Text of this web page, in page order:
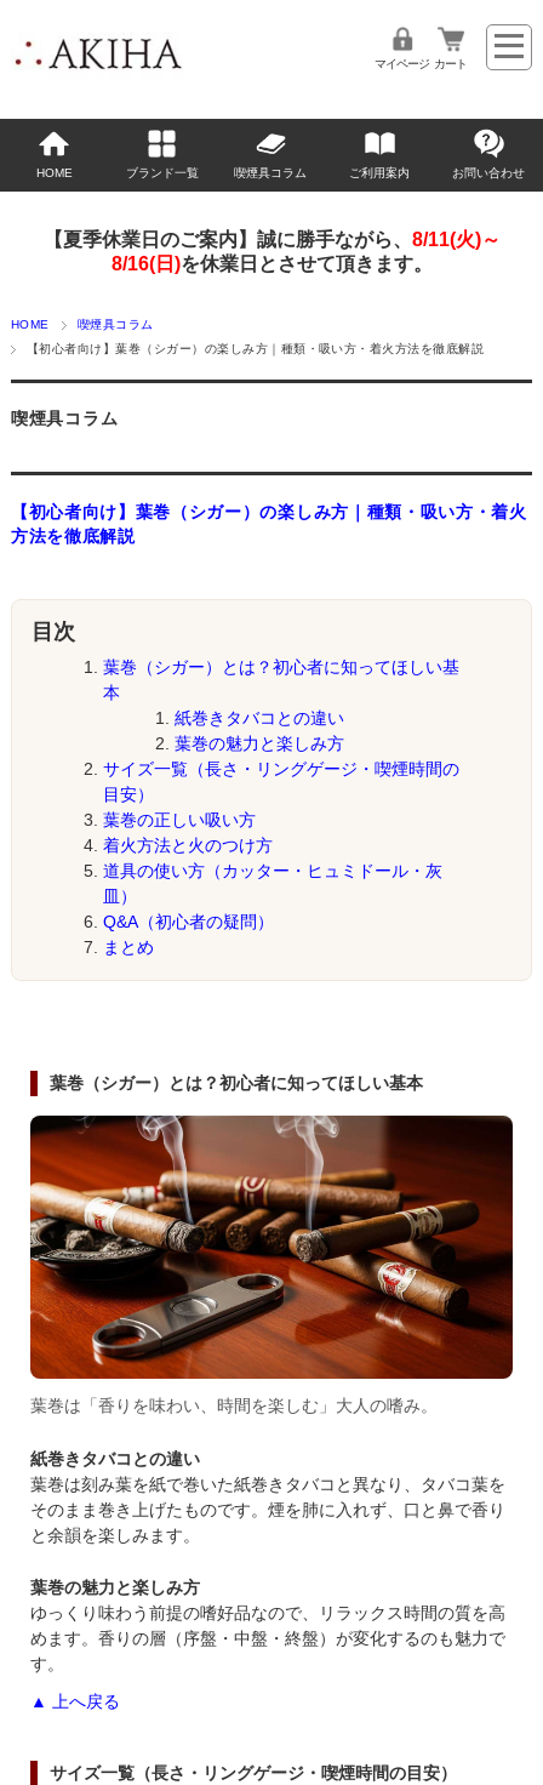
マイページ カート
HOME ブランド一覧 喫煙具コラム ご利用案内 お問い合わせ
【夏季休業日のご案内】誠に勝手ながら、 8/11(火)～
8/16(日)を休業日とさせて頂きます。
HOME
喫煙具コラム
【初心者向け】葉巻（シガー）の楽しみ方｜種類・吸い方・着火方法を徹底解説
喫煙具コラム
【初心者向け】葉巻（シガー）の楽しみ方｜種類・吸い方・着火
方法を徹底解説
目次
葉巻（シガー）とは？初心者に知ってほしい基
本
紙巻きタバコとの違い
葉巻の魅力と楽しみ方
サイズ一覧（長さ・リングゲージ・喫煙時間の
目安）
葉巻の正しい吸い方
着火方法と火のつけ方
道具の使い方（カッター・ヒュミドール・灰
皿）
Q&A（初心者の疑問）
まとめ
葉巻（シガー）とは？初心者に知ってほしい基本
葉巻は「香りを味わい、時間を楽しむ」大人の嗜み。
紙巻きタバコとの違い
葉巻は刻み葉を紙で巻いた紙巻きタバコと異なり、タバコ葉を
そのまま巻き上げたものです。煙を肺に入れず、口と鼻で香り
と余韻を楽しみます。
葉巻の魅力と楽しみ方
ゆっくり味わう前提の嗜好品なので、リラックス時間の質を高
めます。香りの層（序盤・中盤・終盤）が変化するのも魅力で
す。
▲ 上へ戻る
サイズ一覧（長さ・リングゲージ・喫煙時間の目安）